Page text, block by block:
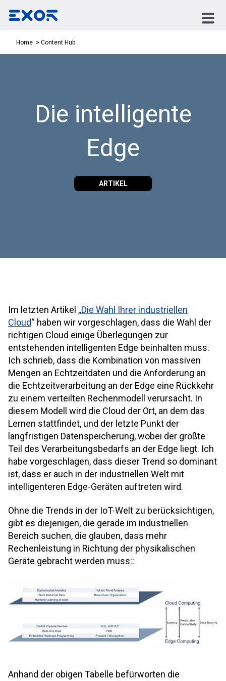
Home Content Hub
Die intelligente
Edge
ARTIKEL
Im letzten Artikel „Die Wahl Ihrer industriellen
Cloud“ haben wir vorgeschlagen, dass die Wahl der
richtigen Cloud einige Überlegungen zur
entstehenden intelligenten Edge beinhalten muss.
Ich schrieb, dass die Kombination von massiven
Mengen an Echtzeitdaten und die Anforderung an
die Echtzeitverarbeitung an der Edge eine Rückkehr
zu einem verteilten Rechenmodell verursacht. In
diesem Modell wird die Cloud der Ort, an dem das
Lernen stattfindet, und der letzte Punkt der
langfristigen Datenspeicherung, wobei der größte
Teil des Verarbeitungsbedarfs an der Edge liegt. Ich
habe vorgeschlagen, dass dieser Trend so dominant
ist, dass er auch in der industriellen Welt mit
intelligenteren Edge-Geräten auftreten wird.
Ohne die Trends in der IoT-Welt zu berücksichtigen,
gibt es diejenigen, die gerade im industriellen
Bereich suchen, die glauben, dass mehr
Rechenleistung in Richtung der physikalischen
Geräte gebracht werden muss::
Anhand der obigen Tabelle befürworten die